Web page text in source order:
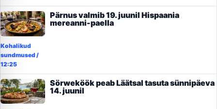
Pärnus valmib 19. juunil Hispaania
mereanni-paella
Kohalikud
sundmused/
12:25
Sörweköök peab Läätsal tasuta sünnipäeva
14. juunil